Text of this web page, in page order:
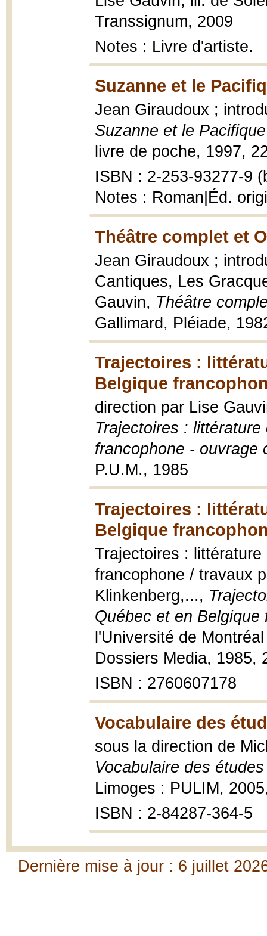
Transsignum, 2009
Notes : Livre d'artiste.
Suzanne et le
Jean Giraudoux ;
Suzanne et le Pacifique
livre de poche, 1997,
ISBN : 2-253-93277-9
Notes : Roman|Éd.
Théâtre complet et
Jean Giraudoux ;
Cantiques, Les
Gauvin, Théâtre
Gallimard, Pléiade,
Trajectoires :
Belgique
direction par Lise
Trajectoires :
francophone - ouvrage
P.U.M., 1985
Trajectoires :
Belgique
Trajectoires :
francophone / travaux
Klinkenberg,...,
Québec et en Belgique
l'Université de
Dossiers Media, 1985,
ISBN : 2760607178
Vocabulaire des
sous la direction de
Vocabulaire des
Limoges : PULIM,
ISBN : 2-84287-364-5
Dernière mise à jour : 6 juillet